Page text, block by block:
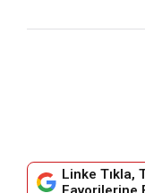
Linke Tıkla,